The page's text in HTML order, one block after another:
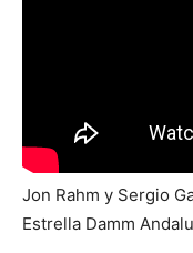
Jon Rahm y Sergio
Estrella Damm